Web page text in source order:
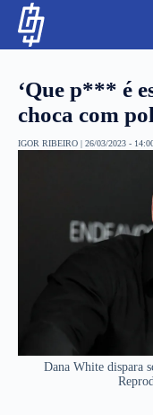
‘Que p*** é
choca com
IGOR RIBEIRO | 26/03/2023 -
Dana White dispara